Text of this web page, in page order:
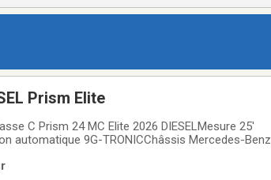
Prism Elite
C Prism 24 MC Elite 2026 DIESELMesure 25'
automatique 9G-TRONICChâssis Mercedes-Benz